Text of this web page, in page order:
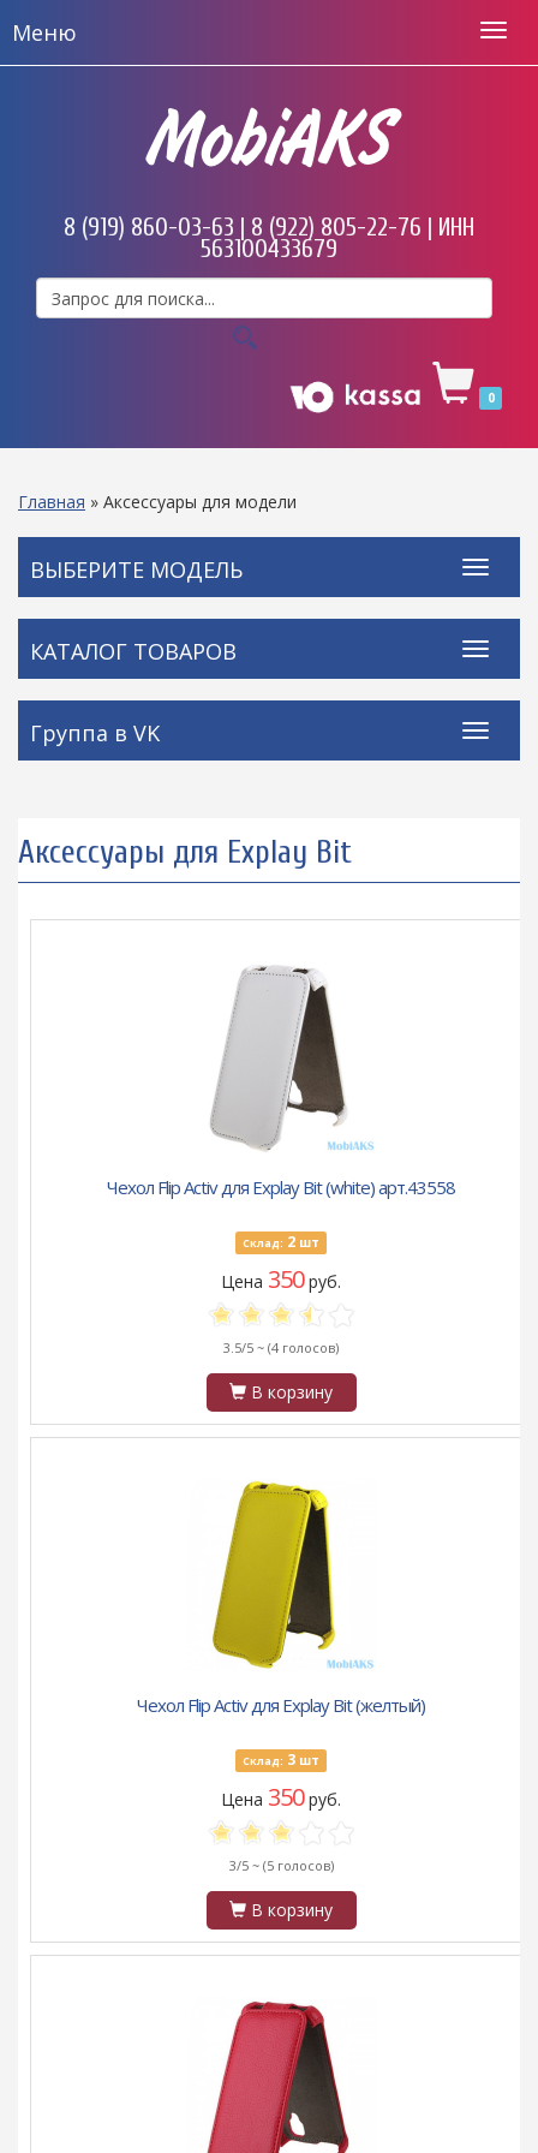
Меню
MobiAKS
8 (919) 860-03-63 | 8 (922) 805-22-76 | ИНН
563100433679
0
Главная » Аксессуары для модели
ВЫБЕРИТЕ МОДЕЛЬ
КАТАЛОГ ТОВАРОВ
Группа в VK
Аксессуары для Explay Bit
Чехол Flip Activ для Explay Bit (white) арт.43558
Склад: 2 шт
Цена 350руб.
3.5/5 ~ (4 голосов)
В корзину
Чехол Flip Activ для Explay Bit (желтый)
Склад: 3 шт
Цена 350руб.
3/5 ~ (5 голосов)
В корзину